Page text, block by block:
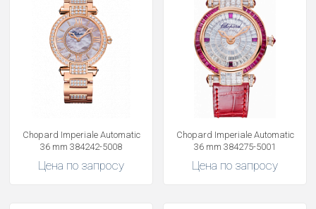
Chopard Imperiale Automatic
36 mm 384242-5008
Цена по запросу
Chopard Imperiale Automatic
36 mm 384275-5001
Цена по запросу